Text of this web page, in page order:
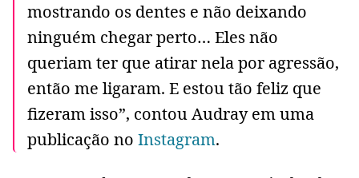
mostrando os dentes e não deixando
ninguém chegar perto… Eles não
queriam ter que atirar nela por agressão,
então me ligaram. E estou tão feliz que
fizeram isso”, contou Audray em uma
publicação no Instagram.